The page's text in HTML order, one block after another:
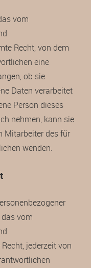
vom
Recht, von dem
eine
ob sie
Daten verarbeitet
Person dieses
nehmen, kann sie
Mitarbeiter des für
wenden.
vom
jederzeit von